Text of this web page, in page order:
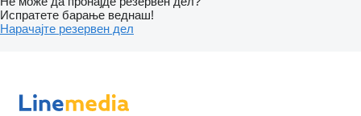
Испратете барање веднаш!
Нарачајте резервен дел